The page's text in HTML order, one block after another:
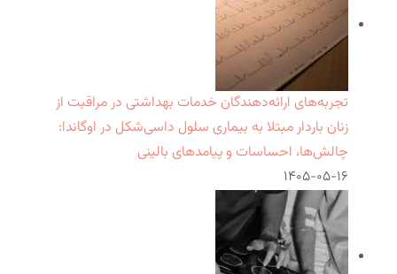
تجربه‌های ارائه‌دهندگان خدمات بهداشتی در مراقبت از
زنان باردار مبتلا به بیماری سلول داسی‌شکل در اوگاندا:
چالش‌ها، احساسات و پیامدهای بالینی
۱۴۰۵-۰۵-۱۶